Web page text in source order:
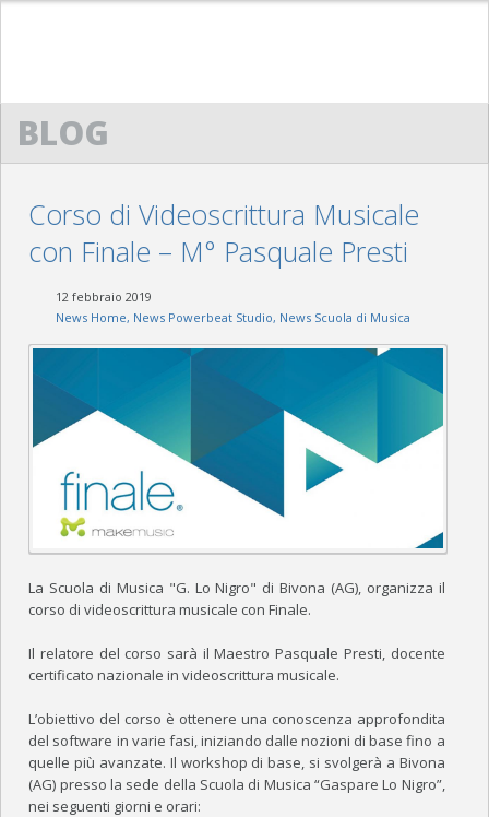
ACM
STATUTO
DIRETTIVO
SCUOLA DI MUSICA “G. LO NIGRO”
PROTOCOLLO D’INTESA
REGOLAMENTO
CIRCOLARI E DECRETI
CORSI MUSICALI
CORSI FREP DI BASE
CORSI PRE-ACCADEMICI
CONVENZIONI
CALENDARIO
BLOG
Corso di Videoscrittura Musicale
con Finale – M° Pasquale Presti
12 febbraio 2019
News Home, News Powerbeat Studio, News Scuola di Musica
La Scuola di Musica "G. Lo Nigro" di Bivona (AG), organizza il
corso di videoscrittura musicale con Finale.
Il relatore del corso sarà il Maestro Pasquale Presti, docente
certificato nazionale in videoscrittura musicale.
L’obiettivo del corso è ottenere una conoscenza approfondita
del software in varie fasi, iniziando dalle nozioni di base fino a
quelle più avanzate. Il workshop di base, si svolgerà a Bivona
(AG) presso la sede della Scuola di Musica “Gaspare Lo Nigro”,
nei seguenti giorni e orari: